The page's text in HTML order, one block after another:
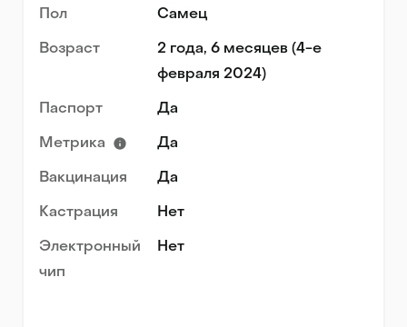
Пол Самец
Возраст
2 года, 6 месяцев (4-е
февраля 2024)
Паспорт Да
Метрика Да
Вакцинация Да
Кастрация Нет
Электронный
чип
Нет